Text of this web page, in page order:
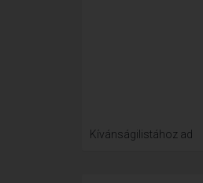
Kívánságilistához ad